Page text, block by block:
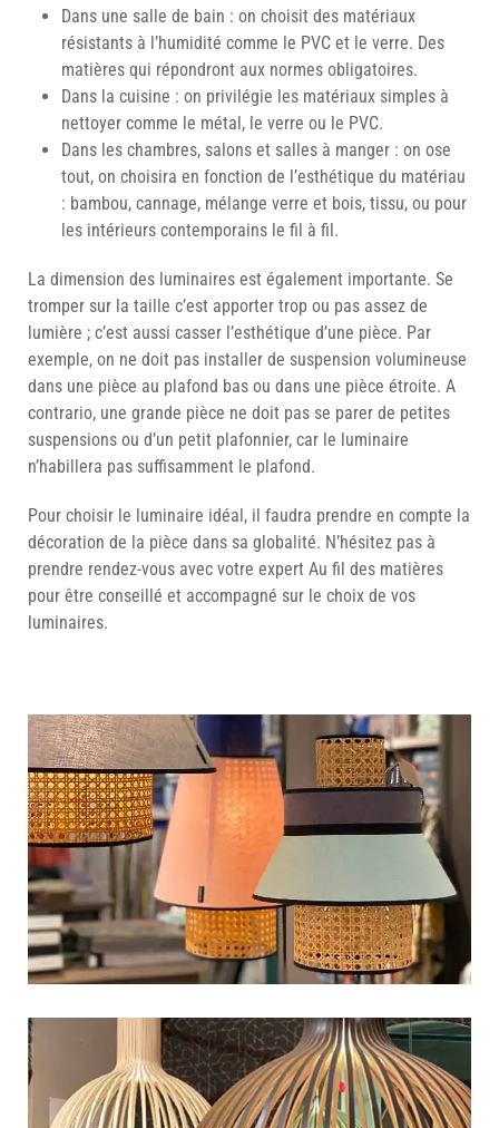
Dans une salle de bain : on choisit des matériaux
résistants à l’humidité comme le PVC et le verre. Des
matières qui répondront aux normes obligatoires.
Dans la cuisine : on privilégie les matériaux simples à
nettoyer comme le métal, le verre ou le PVC.
Dans les chambres, salons et salles à manger : on ose
tout, on choisira en fonction de l’esthétique du matériau
: bambou, cannage, mélange verre et bois, tissu, ou pour
les intérieurs contemporains le fil à fil.
La dimension des luminaires est également importante. Se
tromper sur la taille c’est apporter trop ou pas assez de
lumière ; c’est aussi casser l’esthétique d’une pièce. Par
exemple, on ne doit pas installer de suspension volumineuse
dans une pièce au plafond bas ou dans une pièce étroite. A
contrario, une grande pièce ne doit pas se parer de petites
suspensions ou d’un petit plafonnier, car le luminaire
n’habillera pas suffisamment le plafond.
Pour choisir le luminaire idéal, il faudra prendre en compte la
décoration de la pièce dans sa globalité. N’hésitez pas à
prendre rendez-vous avec votre expert Au fil des matières
pour être conseillé et accompagné sur le choix de vos
luminaires.